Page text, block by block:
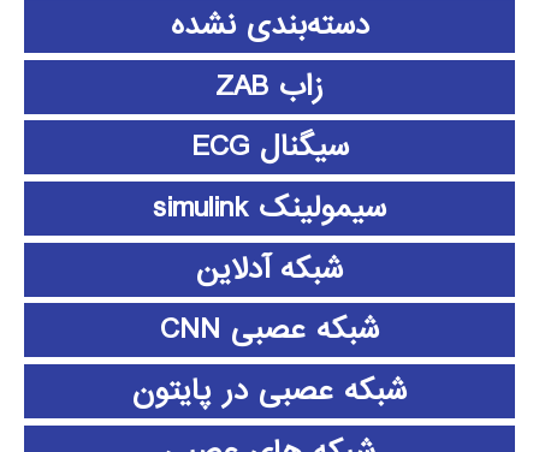
دسته‌بندی نشده
زاب ZAB
سیگنال ECG
سیمولینک simulink
شبکه آدلاین
شبکه عصبی CNN
شبکه عصبی در پایتون